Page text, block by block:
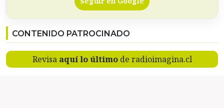
CONTENIDO PATROCINADO
Revisa aquí lo últimode radioimagina.cl